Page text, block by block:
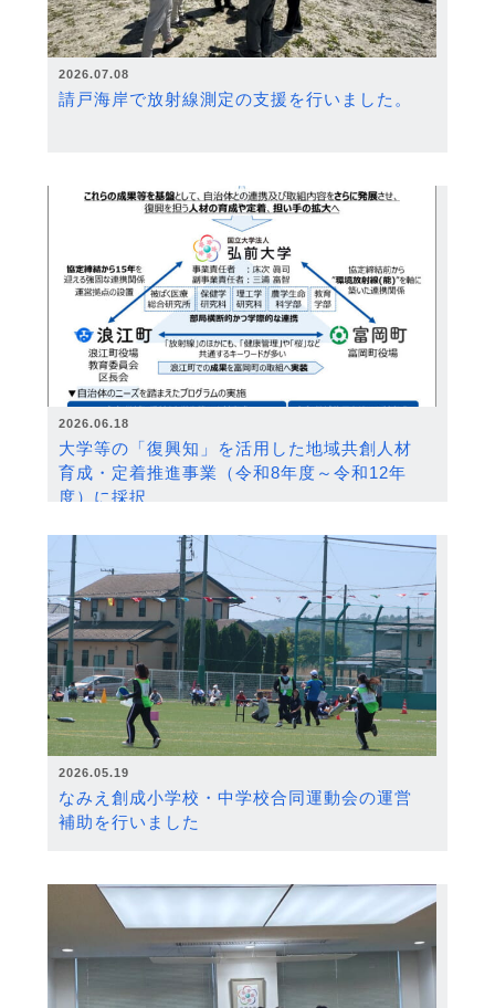
2026.07.08
請戸海岸で放射線測定の支援を行いました。
2026.06.18
大学等の「復興知」を活用した地域共創人材
育成・定着推進事業（令和8年度～令和12年
度）に採択
2026.05.19
なみえ創成小学校・中学校合同運動会の運営
補助を行いました